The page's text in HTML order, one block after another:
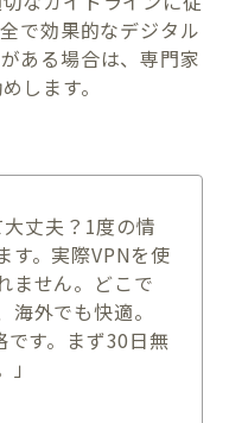
で効果的なデジタル
ある場合は、専門家
します。
丈夫？1度の情
す。実際VPNを使
ません。どこで
外でも快適。
す。まず30日無